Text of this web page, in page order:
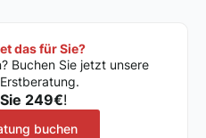
das für Sie?
Buchen Sie jetzt unsere
249€!
buchen